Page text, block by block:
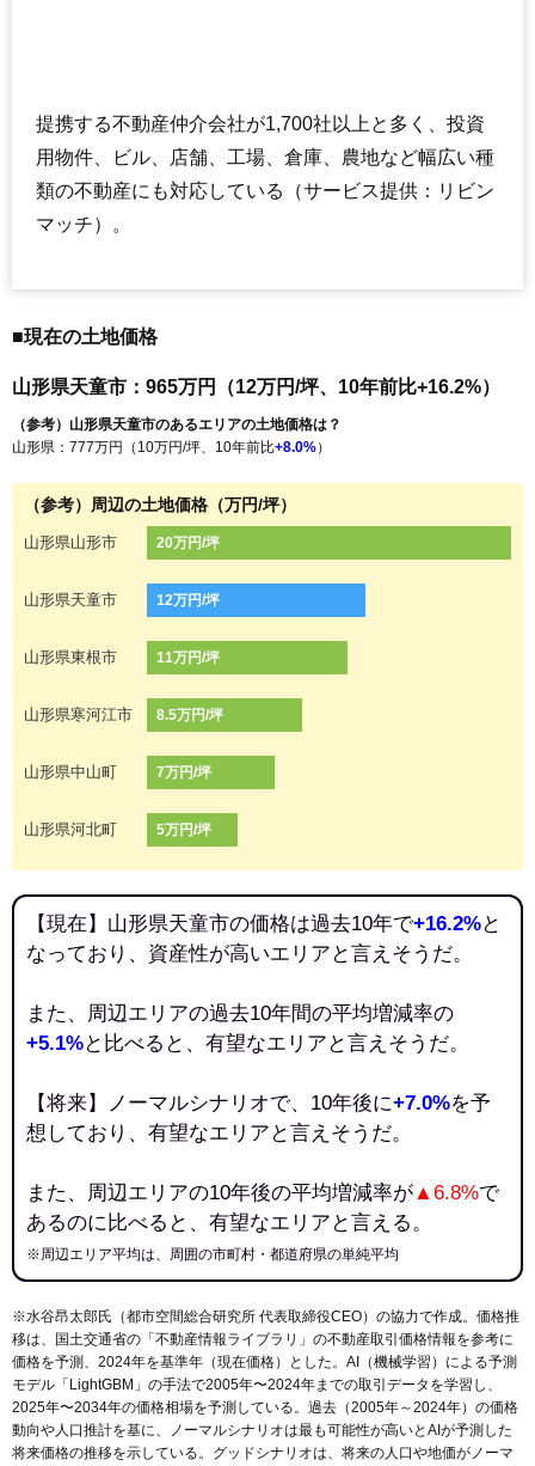
提携する不動産仲介会社が1,700社以上と多く、投資
用物件、ビル、店舗、工場、倉庫、農地など幅広い種
類の不動産にも対応している（サービス提供：リビン
マッチ）。
■現在の土地価格
山形県天童市：965万円（12万円/坪、10年前比+16.2%）
（参考）山形県天童市のあるエリアの土地価格は？
山形県：777万円（10万円/坪、10年前比+8.0%）
（参考）周辺の土地価格（万円/坪）
山形県山形市 20万円/坪
山形県天童市 12万円/坪
山形県東根市 11万円/坪
山形県寒河江市 8.5万円/坪
山形県中山町 7万円/坪
山形県河北町 5万円/坪
【現在】山形県天童市の価格は過去10年で+16.2%と
なっており、資産性が高いエリアと言えそうだ。
また、周辺エリアの過去10年間の平均増減率の
+5.1%と比べると、有望なエリアと言えそうだ。
【将来】ノーマルシナリオで、10年後に+7.0%を予
想しており、有望なエリアと言えそうだ。
また、周辺エリアの10年後の平均増減率が▲6.8%で
あるのに比べると、有望なエリアと言える。
※周辺エリア平均は、周囲の市町村・都道府県の単純平均
※水谷昂太郎氏（都市空間総合研究所 代表取締役CEO）の協力で作成。価格推
移は、国土交通省の「 不動産情報ライブラリ 」の不動産取引価格情報を参考に
価格を予測、2024年を基準年（現在価格）とした。AI（機械学習）による予測
モデル「LightGBM」の手法で2005年〜2024年までの取引データを学習し、
2025年〜2034年の価格相場を予測している。過去（2005年～2024年）の価格
動向や人口推計を基に、ノーマルシナリオは最も可能性が高いとAIが予測した
将来価格の推移を示している。グッドシナリオは、将来の人口や地価がノーマ